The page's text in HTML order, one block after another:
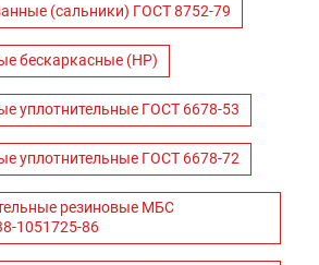
(сальники) ГОСТ 8752-79
бескаркасные (НР)
уплотнительные ГОСТ 6678-53
уплотнительные ГОСТ 6678-72
резиновые МБС
1051725-86